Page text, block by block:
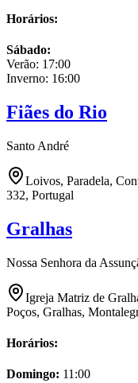
Horários:
Sábado:
Verão: 17:00
Inverno: 16:00
Fiães do Rio
Santo André
Loivos, Paradela,
332, Portugal
Gralhas
Nossa Senhora da
Igreja Matriz de
Poços, Gralhas,
Horários:
Domingo: 11:00